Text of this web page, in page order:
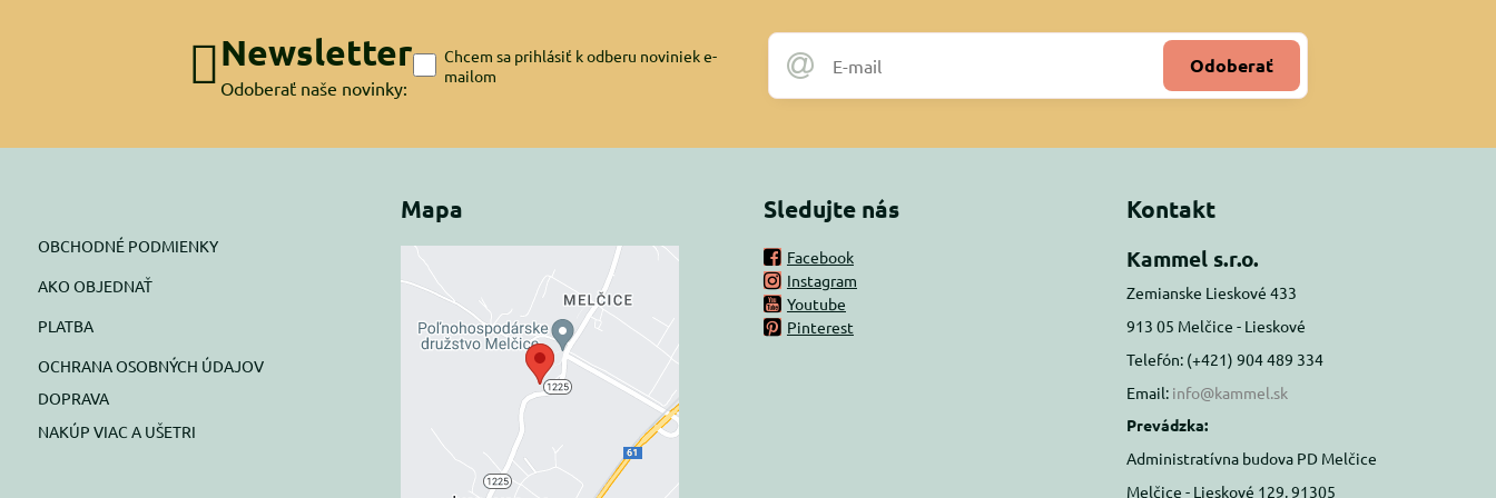
Newsletter
Odoberať naše novinky:
Odoberať
Chcem sa prihlásiť k odberu noviniek e-
mailom
OBCHODNÉ PODMIENKY
AKO OBJEDNAŤ
PLATBA
OCHRANA OSOBNÝCH ÚDAJOV
DOPRAVA
NAKÚP VIAC A UŠETRI
Mapa
Externý obsah je
blokovaný Voľbami
súkromia
Prajete si načítať externý obsah?
Povoliť tentokrát
Sledujte nás
Facebook
Instagram
Youtube
Pinterest
Kontakt
Kammel s.r.o.
Zemianske Lieskové 433
913 05 Melčice - Lieskové
Telefón: (+421) 904 489 334
Email: info@kammel.sk
Prevádzka:
Administratívna budova PD Melčice
Melčice - Lieskové 129, 91305